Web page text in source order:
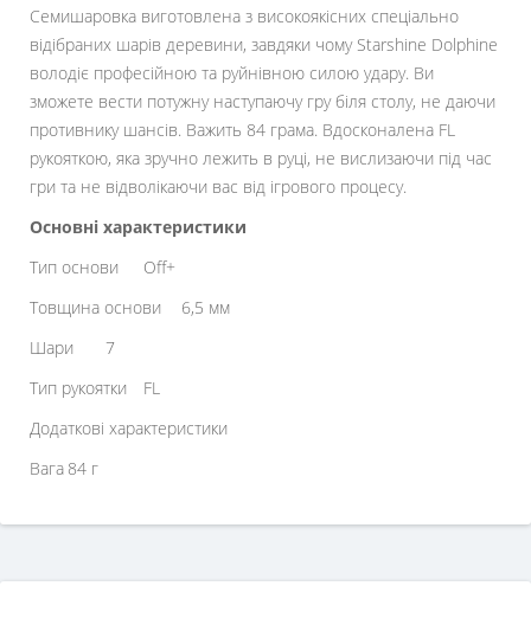
Семишаровка виготовлена з високоякісних спеціально
відібраних шарів деревини, завдяки чому Starshine Dolphine
володіє професійною та руйнівною силою удару. Ви
зможете вести потужну наступаючу гру біля столу, не даючи
противнику шансів. Важить 84 грама. Вдосконалена FL
рукояткою, яка зручно лежить в руці, не вислизаючи під час
гри та не відволікаючи вас від ігрового процесу.
Основні характеристики
Тип основи
Off+
Товщина основи
6,5 мм
Шари
7
Тип рукоятки
FL
Додаткові характеристики
Вага 84 г